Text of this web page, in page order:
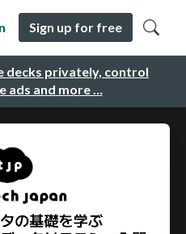
decks privately, control
ads and more …
Sign up for free